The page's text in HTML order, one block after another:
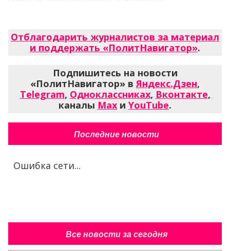
Отблагодарить журналистов за материал
и поддержать «ПолитНавигатор».
Подпишитесь на новости
«ПолитНавигатор» вЯндекс.Дзен,
Telegram, Одноклассниках, Вконтакте,
каналы Max и YouTube.
Последние новости
Ошибка сети...
Все новости за сегодня